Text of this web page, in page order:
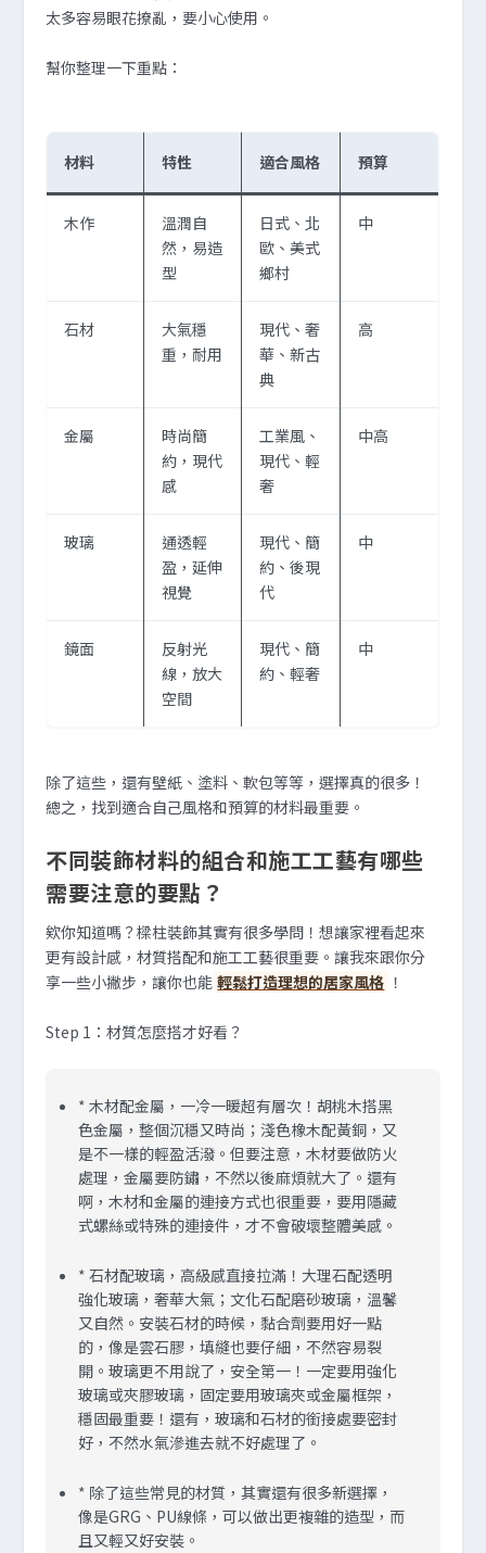
太多容易眼花撩亂，要小心使用。
幫你整理一下重點：
材料 特性 適合風格 預算
木作
溫潤自
然，易造
型
日式、北
歐、美式
鄉村
中
石材
大氣穩
重，耐用
現代、奢
華、新古
典
高
金屬
時尚簡
約，現代
感
工業風、
現代、輕
奢
中高
玻璃
通透輕
盈，延伸
視覺
現代、簡
約、後現
代
中
鏡面
反射光
線，放大
空間
現代、簡
約、輕奢
中
除了這些，還有壁紙、塗料、軟包等等，選擇真的很多！
總之，找到適合自己風格和預算的材料最重要。
不同裝飾材料的組合和施工工藝有哪些
需要注意的要點？
欸你知道嗎？樑柱裝飾其實有很多學問！想讓家裡看起來
更有設計感，材質搭配和施工工藝很重要。讓我來跟你分
享一些小撇步，讓你也能 輕鬆打造理想的居家風格 ！
Step 1：材質怎麼搭才好看？
* 木材配金屬，一冷一暖超有層次！胡桃木搭黑
色金屬，整個沉穩又時尚；淺色橡木配黃銅，又
是不一樣的輕盈活潑。但要注意，木材要做防火
處理，金屬要防鏽，不然以後麻煩就大了。還有
啊，木材和金屬的連接方式也很重要，要用隱藏
式螺絲或特殊的連接件，才不會破壞整體美感。
* 石材配玻璃，高級感直接拉滿！大理石配透明
強化玻璃，奢華大氣；文化石配磨砂玻璃，溫馨
又自然。安裝石材的時候，黏合劑要用好一點
的，像是雲石膠，填縫也要仔細，不然容易裂
開。玻璃更不用說了，安全第一！一定要用強化
玻璃或夾膠玻璃，固定要用玻璃夾或金屬框架，
穩固最重要！還有，玻璃和石材的銜接處要密封
好，不然水氣滲進去就不好處理了。
* 除了這些常見的材質，其實還有很多新選擇，
像是GRG、PU線條，可以做出更複雜的造型，而
且又輕又好安裝。